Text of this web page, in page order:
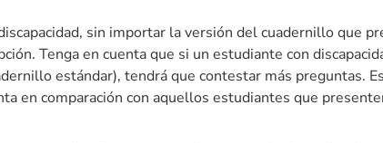
sin importar la versión del cuadernillo que
Tenga en cuenta que si un estudiante con
estándar), tendrá que contestar más preguntas.
en comparación con aquellos estudiantes que